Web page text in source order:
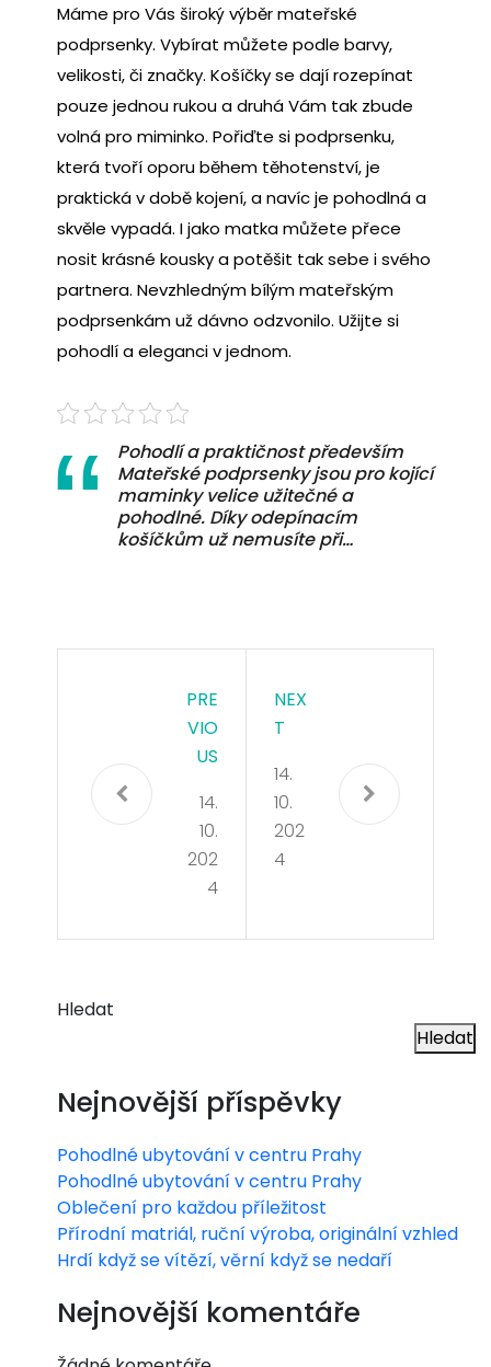
Máme pro Vás široký výběrmateřské
podprsenky. Vybírat můžete podle barvy,
velikosti, či značky. Košíčky se dají rozepínat
pouze jednou rukou a druhá Vám tak zbude
volná pro miminko. Pořiďte si podprsenku,
která tvoří oporu během těhotenství, je
praktická v době kojení, a navíc je pohodlná a
skvěle vypadá. I jako matka můžete přece
nosit krásné kousky a potěšit tak sebe i svého
partnera. Nevzhledným bílým mateřským
podprsenkám už dávno odzvonilo. Užijte si
pohodlí a eleganci v jednom.
Pohodlí a praktičnost především
Mateřské podprsenky jsou pro kojící
maminky velice užitečné a
pohodlné. Díky odepínacím
košíčkům už nemusíte při…
PRE
VIO
US
14.
10.
202
4
NEX
T
14.
10.
202
4
Hledat
Hledat
Nejnovější příspěvky
Pohodlné ubytování v centru Prahy
Pohodlné ubytování v centru Prahy
Oblečení pro každou příležitost
Přírodní matriál, ruční výroba, originální vzhled
Hrdí když se vítězí, věrní když se nedaří
Nejnovější komentáře